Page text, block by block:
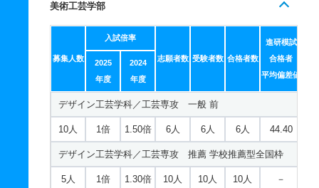
美術工芸学部
募集人数
入試倍率
志願者数 受験者数 合格者数
進研模試
合格者
平均偏差値
2025
年度
2024
年度
デザイン工芸学科／工芸専攻 一般 前
10人 1倍 1.50倍 6人 6人 6人 44.40
デザイン工芸学科／工芸専攻 推薦 学校推薦型全国枠
5人 1倍 1.30倍 10人 10人 10人 －